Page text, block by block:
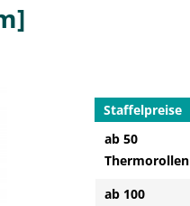
Staffelpreise
ab 50
Thermorollen
ab 100